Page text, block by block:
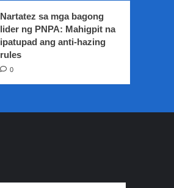
Nartatez sa mga bagong
lider ng PNPA: Mahigpit na
ipatupad ang anti-hazing
rules
0